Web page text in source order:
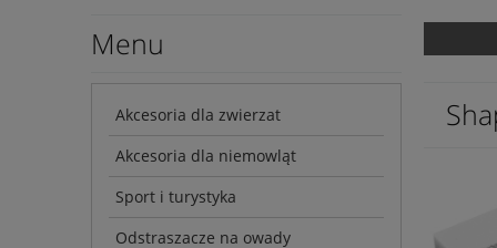
Menu
Akcesoria dla zwierzat
Akcesoria dla niemowląt
Sport i turystyka
Odstraszacze na owady